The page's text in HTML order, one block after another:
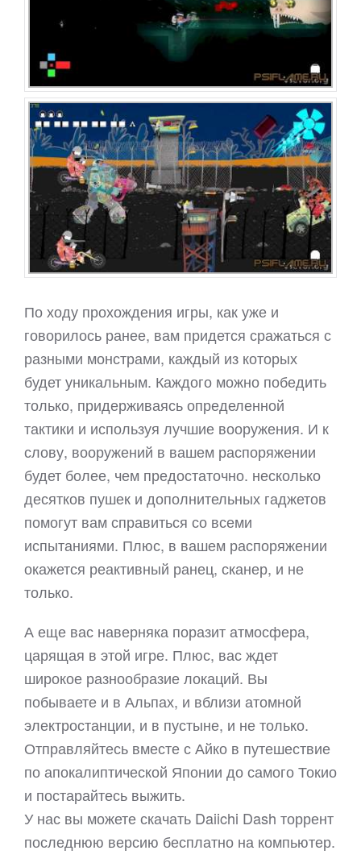
По ходу прохождения игры, как уже и
говорилось ранее, вам придется сражаться с
разными монстрами, каждый из которых
будет уникальным. Каждого можно победить
только, придерживаясь определенной
тактики и используя лучшие вооружения. И к
слову, вооружений в вашем распоряжении
будет более, чем предостаточно. несколько
десятков пушек и дополнительных гаджетов
помогут вам справиться со всеми
испытаниями. Плюс, в вашем распоряжении
окажется реактивный ранец, сканер, и не
только.
А еще вас наверняка поразит атмосфера,
царящая в этой игре. Плюс, вас ждет
широкое разнообразие локаций. Вы
побываете и в Альпах, и вблизи атомной
электростанции, и в пустыне, и не только.
Отправляйтесь вместе с Айко в путешествие
по апокалиптической Японии до самого Токио
и постарайтесь выжить.
У нас вы можете скачать Daiichi Dash торрент
последнюю версию бесплатно на компьютер.